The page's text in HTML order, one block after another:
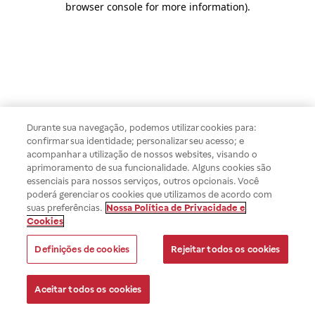
browser console for more information).
Durante sua navegação, podemos utilizar cookies para:
confirmar sua identidade; personalizar seu acesso; e
acompanhar a utilização de nossos websites, visando o
aprimoramento de sua funcionalidade. Alguns cookies são
essenciais para nossos serviços, outros opcionais. Você
poderá gerenciar os cookies que utilizamos de acordo com
suas preferências. Nossa Política de Privacidade e
Cookies
Definições de cookies Rejeitar todos os cookies
Aceitar todos os cookies